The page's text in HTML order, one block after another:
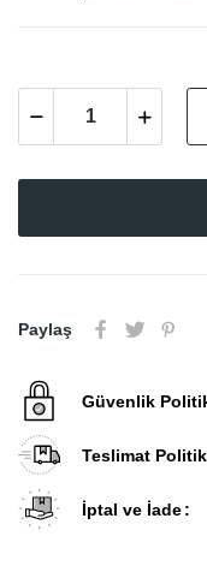
Paylaş
Güvenlik
Teslimat
İptal ve İade